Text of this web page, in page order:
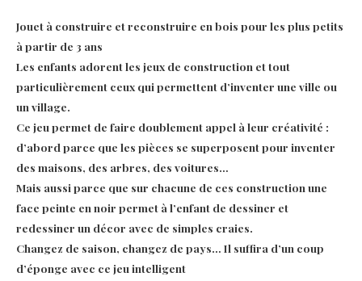
Jouet à construire et reconstruire en bois pour les plus petits
à partir de 3 ans
Les enfants adorent les jeux de construction et tout
particulièrement ceux qui permettent d’inventer une ville ou
un village.
Ce jeu permet de faire doublement appel à leur créativité :
d’abord parce que les pièces se superposent pour inventer
des maisons, des arbres, des voitures…
Mais aussi parce que sur chacune de ces construction une
face peinte en noir permet à l’enfant de dessiner et
redessiner un décor avec de simples craies.
Changez de saison, changez de pays… Il suffira d’un coup
d’éponge avec ce jeu intelligent